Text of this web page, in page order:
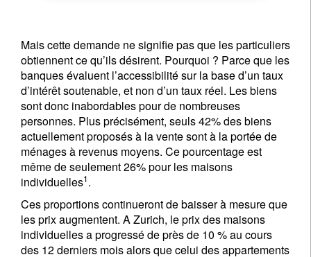
Mais cette demande ne signifie pas que les particuliers
obtiennent ce qu’ils désirent. Pourquoi ? Parce que les
banques évaluent l’accessibilité sur la base d’un taux
d’intérêt soutenable, et non d’un taux réel. Les biens
sont donc inabordables pour de nombreuses
personnes. Plus précisément, seuls 42% des biens
actuellement proposés à la vente sont à la portée de
ménages à revenus moyens. Ce pourcentage est
même de seulement 26% pour les maisons
individuelles1.
Ces proportions continueront de baisser à mesure que
les prix augmentent. A Zurich, le prix des maisons
individuelles a progressé de près de 10 % au cours
des 12 derniers mois alors que celui des appartements